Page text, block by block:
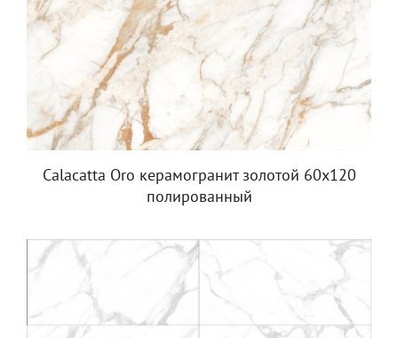
Calacatta Oro керамогранит золотой 60x120
полированный